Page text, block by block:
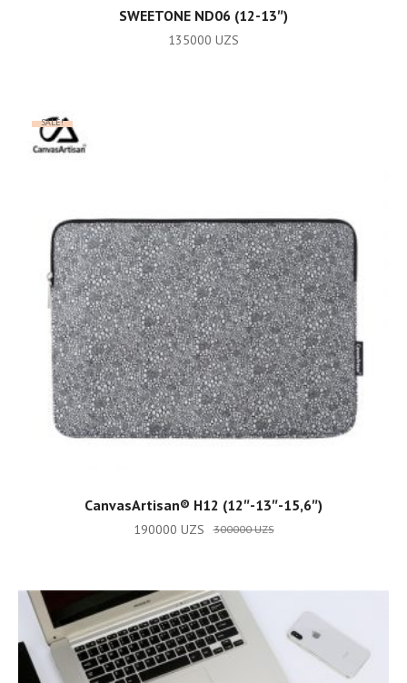
READ MORE
SWEETONE ND06 (12-13″)
135000 UZS
SALE!
ADD TO CART
CanvasArtisan®️ H12 (12″-13″-15,6″)
300000UZS
190000 UZS